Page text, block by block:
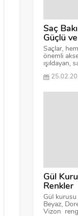
Saç
Güçlü
Saçlar,
önemli
ışıldayan,
Gül
Renkler
Gül
Beyaz,
Vizon